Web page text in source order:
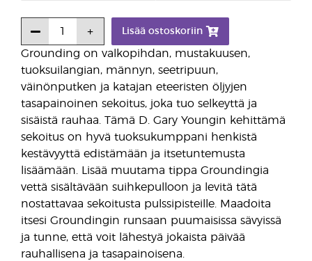
Grounding on valkopihdan, mustakuusen,
tuoksuilangian, männyn, seetripuun,
väinönputken ja katajan eteeristen öljyjen
tasapainoinen sekoitus, joka tuo selkeyttä ja
sisäistä rauhaa. Tämä D. Gary Youngin kehittämä
sekoitus on hyvä tuoksukumppani henkistä
kestävyyttä edistämään ja itsetuntemusta
lisäämään. Lisää muutama tippa Groundingia
vettä sisältävään suihkepulloon ja levitä tätä
nostattavaa sekoitusta pulssipisteille. Maadoita
itsesi Groundingin runsaan puumaisissa sävyissä
ja tunne, että voit lähestyä jokaista päivää
rauhallisena ja tasapainoisena.
Lisää ostoskoriin